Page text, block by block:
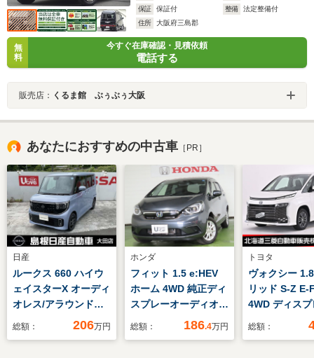
保証
保証付 整備
法定整備付
住所
大阪府三島郡
無
料
今すぐ在庫確認・見積依頼
電話する
販売店： くるま館 ぶぅぶぅ大阪
あなたにおすすめの中古車 ［PR］
日産
ルークス 660 ハイウ
ェイスターX オーディ
オレス/アラウンドビ
総額： 206万円
ホンダ
フィット 1.5 e:HEV
ホーム 4WD 純正ディ
スプレーオーディオ
リアカメラ ワンセ
総額： 186.4万円
トヨタ
ヴォクシー
リッド S-Z E-
4WD ディス
ーディオプラ
総額：